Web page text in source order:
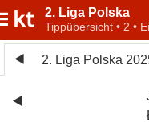
2. Liga Polska
Tippübersicht • 2 •
2. Liga Polska